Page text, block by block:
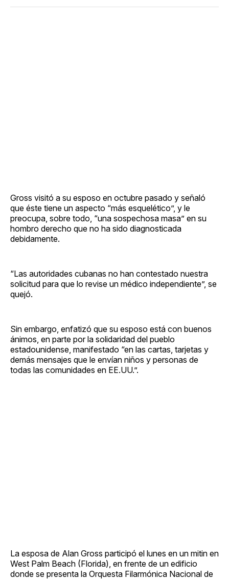
Gross visitó a su esposo en octubre pasado y señaló
que éste tiene un aspecto “más esquelético”, y le
preocupa, sobre todo, “una sospechosa masa” en su
hombro derecho que no ha sido diagnosticada
debidamente.
“Las autoridades cubanas no han contestado nuestra
solicitud para que lo revise un médico independiente”, se
quejó.
Sin embargo, enfatizó que su esposo está con buenos
ánimos, en parte por la solidaridad del pueblo
estadounidense, manifestado “en las cartas, tarjetas y
demás mensajes que le envían niños y personas de
todas las comunidades en EE.UU.”.
La esposa de Alan Gross participó el lunes en un mitin en
West Palm Beach (Florida), en frente de un edificio
donde se presenta la Orquesta Filarmónica Nacional de